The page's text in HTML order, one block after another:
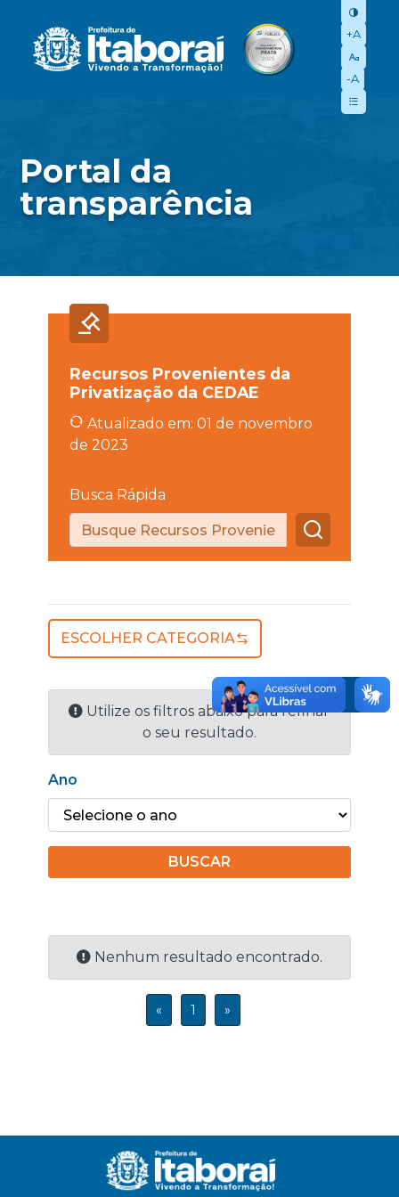
+A
-A
Portal da
transparência
Recursos Provenientes da
Privatização da CEDAE
Atualizado em: 01 de novembro
de 2023
Busca Rápida
ESCOLHER CATEGORIA
Utilize os filtros abaixo para refinar
o seu resultado.
Ano
BUSCAR
Nenhum resultado encontrado.
« 1 »